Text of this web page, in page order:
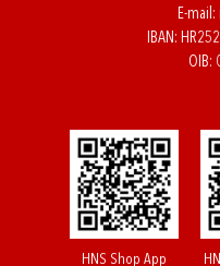
E-mail:
IBAN:
OIB:
HNS Shop App